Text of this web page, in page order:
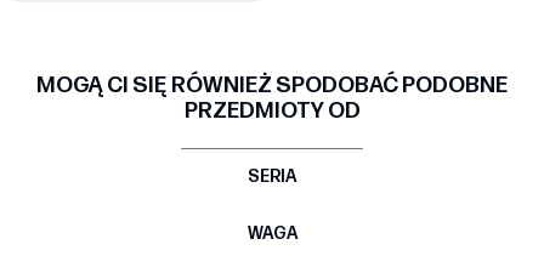
MOGĄ CI SIĘ RÓWNIEŻ SPODOBAĆ PODOBNE
PRZEDMIOTY OD
SERIA
WAGA